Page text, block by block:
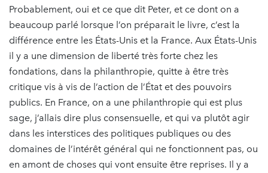
Probablement, oui et ce que dit Peter, et ce dont on a
beaucoup parlé lorsque l’on préparait le livre, c’est la
différence entre les États-Unis et la France. Aux États-Unis
il y a une dimension de liberté très forte chez les
fondations, dans la philanthropie, quitte à être très
critique vis à vis de l’action de l’État et des pouvoirs
publics. En France, on a une philanthropie qui est plus
sage, j’allais dire plus consensuelle, et qui va plutôt agir
dans les interstices des politiques publiques ou des
domaines de l’intérêt général qui ne fonctionnent pas, ou
en amont de choses qui vont ensuite être reprises. Il y a